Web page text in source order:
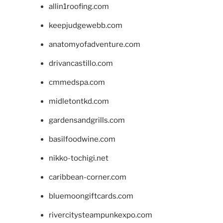
allin1roofing.com
keepjudgewebb.com
anatomyofadventure.com
drivancastillo.com
cmmedspa.com
midletontkd.com
gardensandgrills.com
basilfoodwine.com
nikko-tochigi.net
caribbean-corner.com
bluemoongiftcards.com
rivercitysteampunkexpo.com